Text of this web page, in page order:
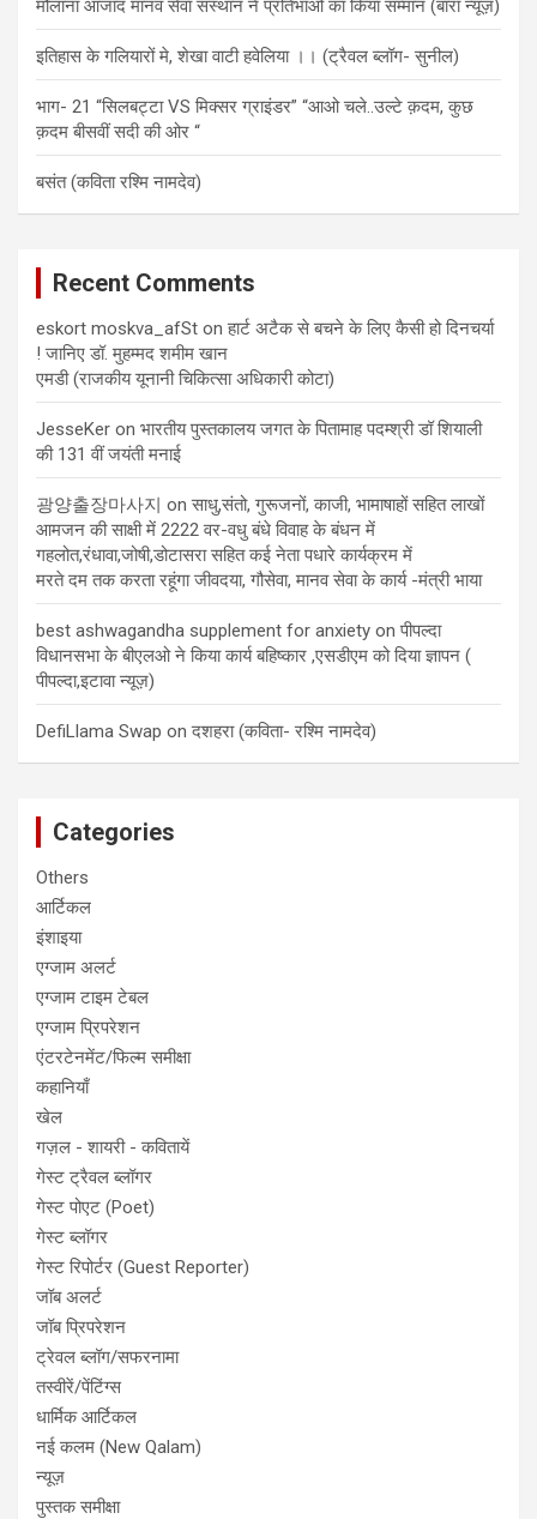
मौलाना आजाद मानव सेवा संस्थान ने प्रतिभाओं का किया सम्मान (बारां न्यूज़)
इतिहास के गलियारों मे, शेखा वाटी हवेलिया ।। (ट्रैवल ब्लॉग- सुनील)
भाग- 21 “सिलबट्टा VS मिक्सर ग्राइंडर” “आओ चले..उल्टे क़दम, कुछ
क़दम बीसवीं सदी की ओर “
बसंत (कविता रश्मि नामदेव)
Recent Comments
eskort moskva_afSt onहार्ट अटैक से बचने के लिए कैसी हो दिनचर्या
! जानिए डॉ. मुहम्मद शमीम खान
एमडी (राजकीय यूनानी चिकित्सा अधिकारी कोटा)
JesseKer on भारतीय पुस्तकालय जगत के पितामाह पदम्श्री डॉ शियाली
की 131 वीं जयंती मनाई
광양출장마사지 onसाधु,संतो, गुरूजनों, काजी, भामाषाहों सहित लाखों
आमजन की साक्षी में 2222 वर-वधु बंधे विवाह के बंधन में
गहलोत,रंधावा,जोषी,डोटासरा सहित कई नेता पधारे कार्यक्रम में
मरते दम तक करता रहूंगा जीवदया, गौसेवा, मानव सेवा के कार्य -मंत्री भाया
best ashwagandha supplement for anxiety onपीपल्दा
विधानसभा के बीएलओ ने किया कार्य बहिष्कार ,एसडीएम को दिया ज्ञापन (
पीपल्दा,इटावा न्यूज़)
DefiLlama Swap onदशहरा (कविता- रश्मि नामदेव)
Categories
Others
आर्टिकल
इंशाइया
एग्जाम अलर्ट
एग्जाम टाइम टेबल
एग्जाम प्रिपरेशन
एंटरटेनमेंट/फिल्म समीक्षा
कहानियाँ
खेल
गज़ल - शायरी - कवितायें
गेस्ट ट्रैवल ब्लॉगर
गेस्ट पोएट (Poet)
गेस्ट ब्लॉगर
गेस्ट रिपोर्टर (Guest Reporter)
जॉब अलर्ट
जॉब प्रिपरेशन
ट्रेवल ब्लॉग/सफरनामा
तस्वीरें/पेंटिंग्स
धार्मिक आर्टिकल
नई कलम (New Qalam)
न्यूज़
पुस्तक समीक्षा